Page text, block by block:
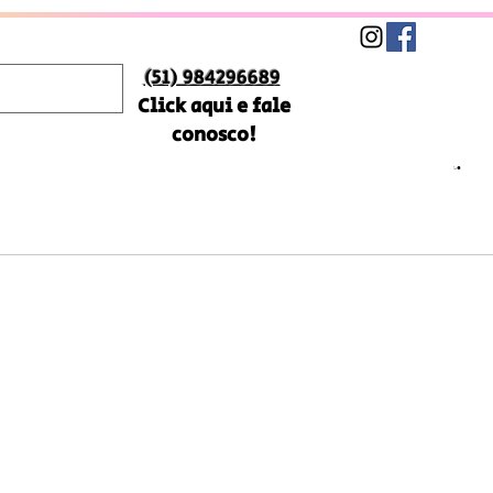
(51) 984296689
Click aqui e fale
conosco!